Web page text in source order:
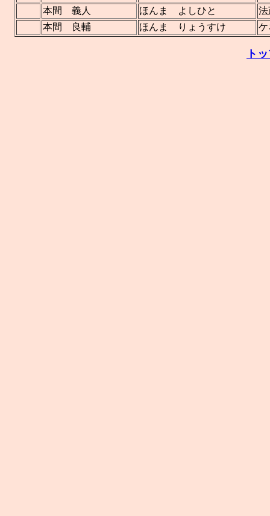
本間 義人
ほんま よしひと
本間 良輔
ほんま りょうすけ ケ
ト